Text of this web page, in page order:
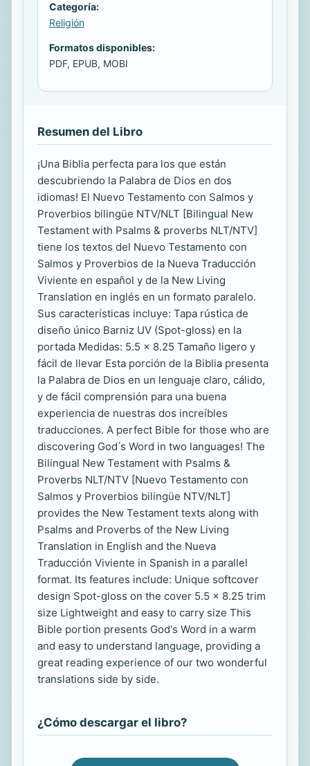
Categoría:
Religión
Formatos disponibles:
PDF, EPUB, MOBI
Resumen del Libro
¡Una Biblia perfecta para los que están
descubriendo la Palabra de Dios en dos
idiomas! El Nuevo Testamento con Salmos y
Proverbios bilingüe NTV/NLT [Bilingual New
Testament with Psalms & proverbs NLT/NTV]
tiene los textos del Nuevo Testamento con
Salmos y Proverbios de la Nueva Traducción
Viviente en español y de la New Living
Translation en inglés en un formato paralelo.
Sus características incluye: Tapa rústica de
diseño único Barniz UV (Spot-gloss) en la
portada Medidas: 5.5 x 8.25 Tamaño ligero y
fácil de llevar Esta porción de la Biblia presenta
la Palabra de Dios en un lenguaje claro, cálido,
y de fácil comprensión para una buena
experiencia de nuestras dos increíbles
traducciones. A perfect Bible for those who are
discovering God ́s Word in two languages! The
Bilingual New Testament with Psalms &
Proverbs NLT/NTV [Nuevo Testamento con
Salmos y Proverbios bilingüe NTV/NLT]
provides the New Testament texts along with
Psalms and Proverbs of the New Living
Translation in English and the Nueva
Traducción Viviente in Spanish in a parallel
format. Its features include: Unique softcover
design Spot-gloss on the cover 5.5 x 8.25 trim
size Lightweight and easy to carry size This
Bible portion presents God's Word in a warm
and easy to understand language, providing a
great reading experience of our two wonderful
translations side by side.
¿Cómo descargar el libro?